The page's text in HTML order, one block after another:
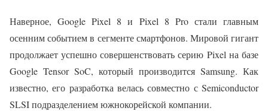
Наверное, Google Pixel 8 и Pixel 8 Pro стали главным
осенним событием в сегменте смартфонов. Мировой гигант
продолжает успешно совершенствовать серию Pixel на базе
Google Tensor SoC, который производится Samsung. Как
известно, его разработка велась совместно с Semiconductor
SLSI подразделением южнокорейской компании.